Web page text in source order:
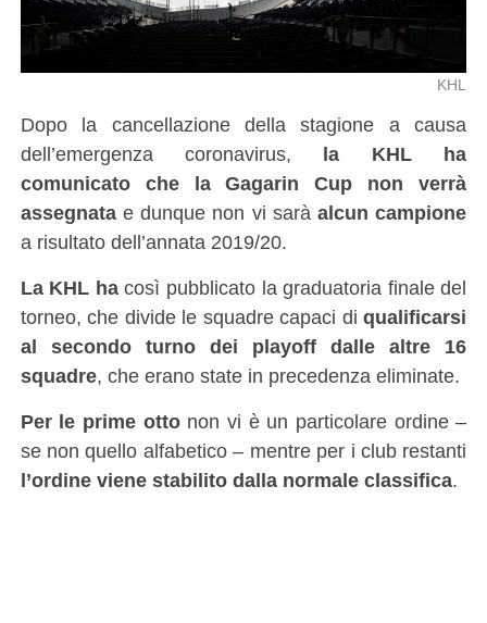
KHL
Dopo la cancellazione della stagione a causa
dell’emergenza coronavirus, la KHL ha
comunicato che la Gagarin Cup non verrà
assegnatae dunque non vi saràalcun campione
a risultato dell’annata 2019/20.
La KHL hacosì pubblicato la graduatoria finale del
torneo, che divide le squadre capaci diqualificarsi
al secondo turno dei playoff dalle altre 16
squadre, che erano state in precedenza eliminate.
Per le prime ottonon vi è un particolare ordine –
se non quello alfabetico – mentre per i club restanti
l’ordine viene stabilito dalla normale classifica.